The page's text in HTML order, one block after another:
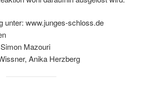
unter: www.junges-schloss.de
Mazouri
Anika Herzberg